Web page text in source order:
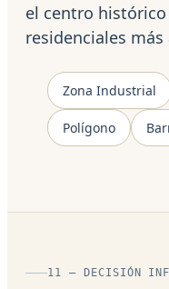
el centro
residenciales más
Zona Industrial
Polígono
11 — DECISIÓN